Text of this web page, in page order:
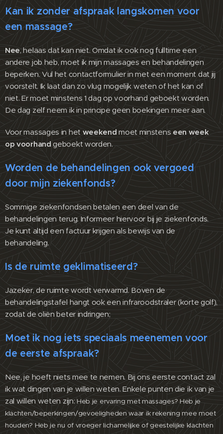
Kan ik zonder afspraak langskomen voor
een massage?
Nee, helaas dat kan niet. Omdat ik ook nog fulltime een
andere job heb, moet ik mijn massages en behandelingen
beperken. Vul het contactformulier in met een moment dat jij
voorstelt. Ik laat dan zo vlug mogelijk weten of het kan of
niet. Er moet minstens 1 dag op voorhand geboekt worden.
De dag zelf neem ik in principe geen boekingen meer aan.
Voor massages in hetweekendmoet minstens een week
op voorhand geboekt worden.
Worden de behandelingen ook vergoed
door mijn ziekenfonds?
Sommige ziekenfondsen betalen een deel van de
behandelingen terug. Informeer hiervoor bij je ziekenfonds.
Je kunt altijd een factuur krijgen als bewijs van de
behandeling.
Is de ruimte geklimatiseerd?
Jazeker, de ruimte wordt verwarmd. Boven de
behandelingstafel hangt ook een infraroodstraler (korte golf),
zodat de oliën beter indringen;
Moet ik nog iets speciaals meenemen voor
de eerste afspraak?
Nee, je hoeft niets mee te nemen. Bij ons eerste contact zal
ik wat dingen van je willen weten. Enkele punten die ik van je
zal willen weten zijn: Heb je ervaring met massages? Heb je
klachten/beperkingen/gevoeligheden waar ik rekening mee moet
houden? Heb je nu of vroeger lichamelijke of geestelijke klachten